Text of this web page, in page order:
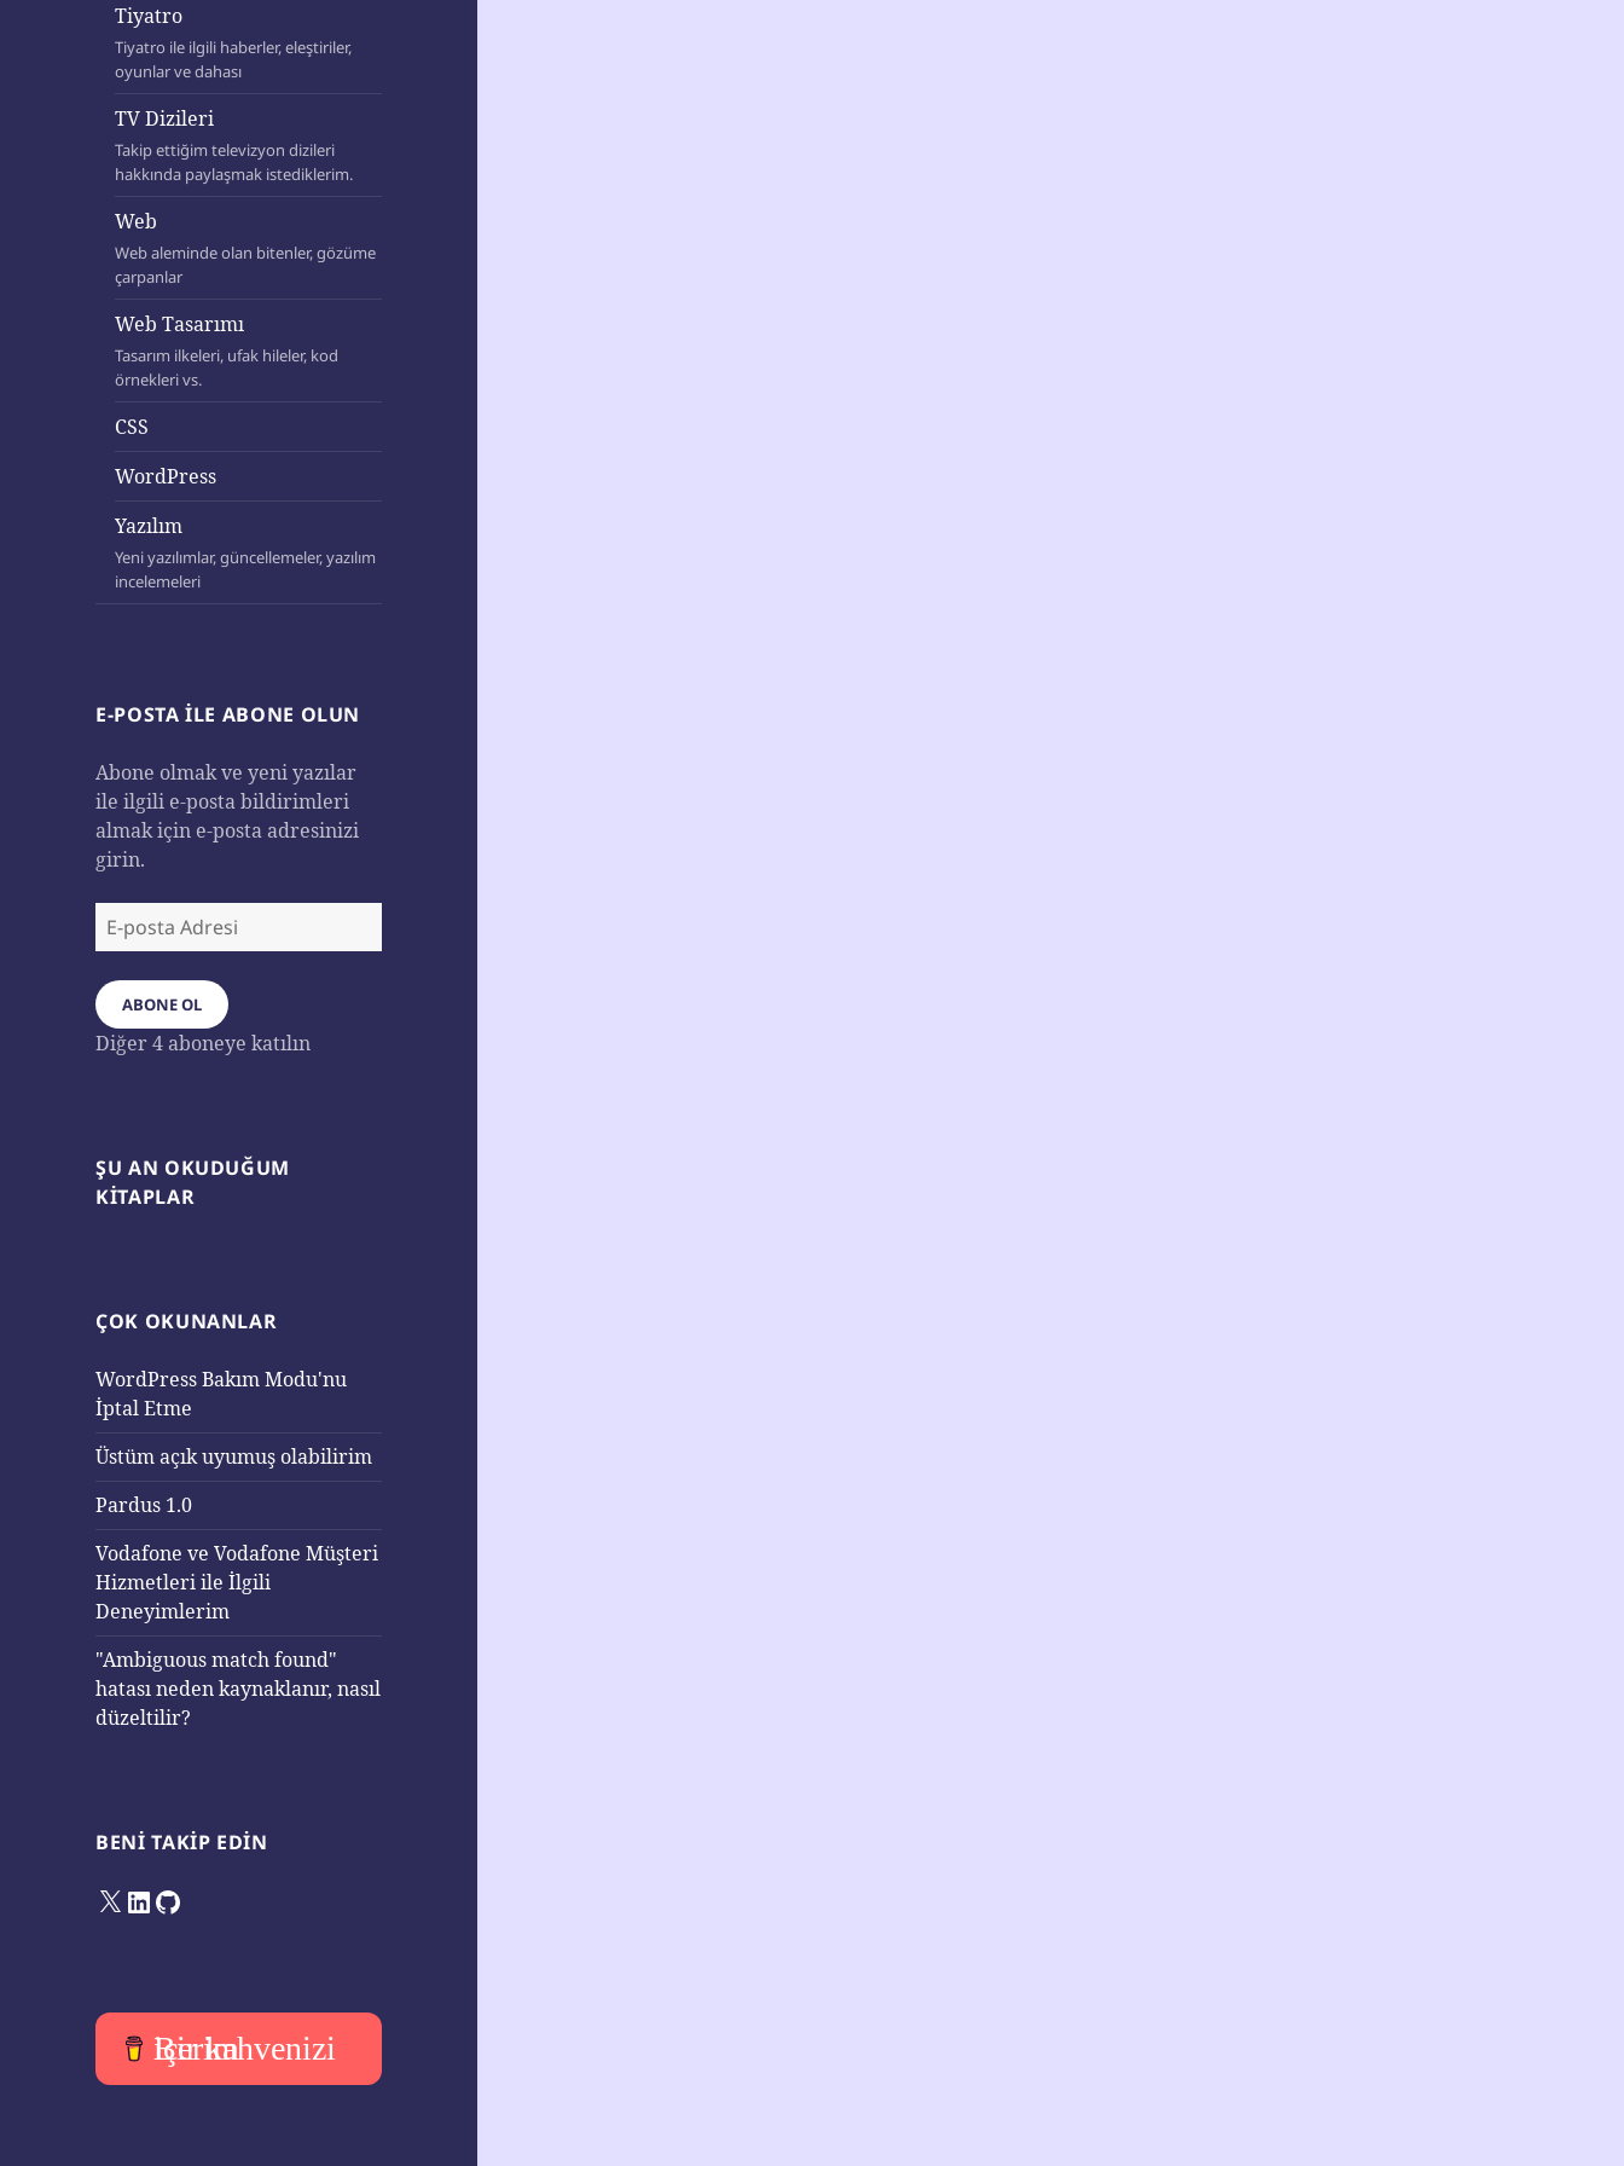
Tiyatro
Tiyatro ile ilgili haberler, eleştiriler,
oyunlar ve dahası
TV Dizileri
Takip ettiğim televizyon dizileri
hakkında paylaşmak istediklerim.
Web
Web aleminde olan bitenler, gözüme
çarpanlar
Web Tasarımı
Tasarım ilkeleri, ufak hileler, kod
örnekleri vs.
CSS
WordPress
Yazılım
Yeni yazılımlar, güncellemeler, yazılım
incelemeleri
E-POSTA ILE ABONE OLUN
Abone olmak ve yeni yazılar
ile ilgili e-posta bildirimleri
almak için e-posta adresinizi
girin.
E-
posta
Adresi
ABONE OL
Diğer 4 aboneye katılın
ŞU AN OKUDUĞUM
KITAPLAR
ÇOK OKUNANLAR
WordPress Bakım Modu'nu
İptal Etme
Üstüm açık uyumuş olabilirim
Pardus 1.0
Vodafone ve Vodafone Müşteri
Hizmetleri ile İlgili
Deneyimlerim
"Ambiguous match found"
hatası neden kaynaklanır, nasıl
düzeltilir?
BENI TAKIP EDIN
X LinkedIn
GitHub
Bir kahvenizi içerim